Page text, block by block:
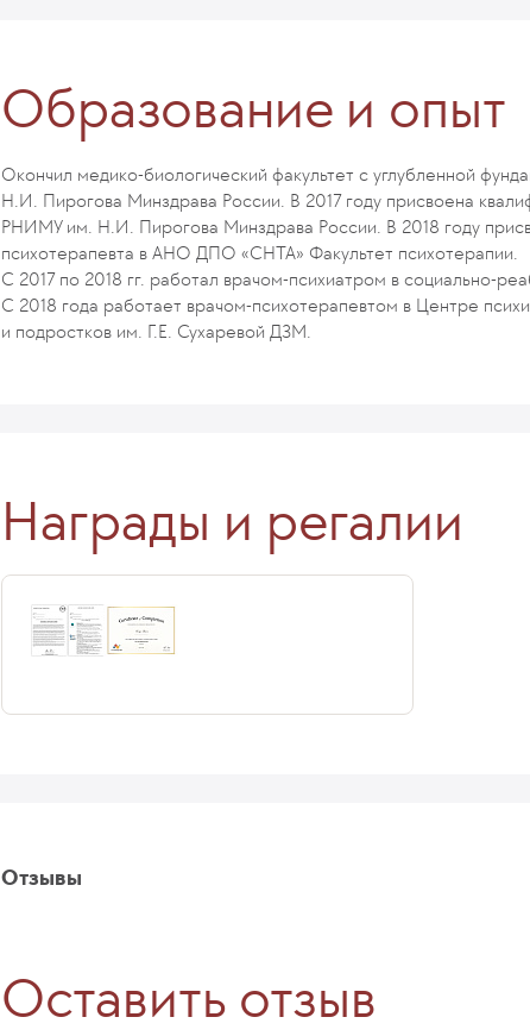
Образование и опыт
Окончил медико-биологический факультет с углубленной
Н.И. Пирогова Минздрава России. В 2017 году присвоена
РНИМУ им. Н.И. Пирогова Минздрава России. В 2018 году
психотерапевта в АНО ДПО «СНТА» Факультет психотерапии.
С 2017 по 2018 гг. работал врачом-психиатром в социально-
С 2018 года работает врачом-психотерапевтом в Центре
и подростков им. Г.Е. Сухаревой ДЗМ.
Награды и регалии
Отзывы
Оставить отзыв